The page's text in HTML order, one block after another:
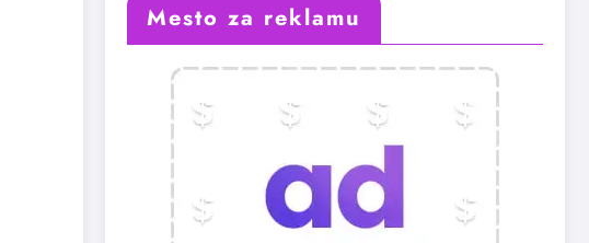
Mesto za reklamu